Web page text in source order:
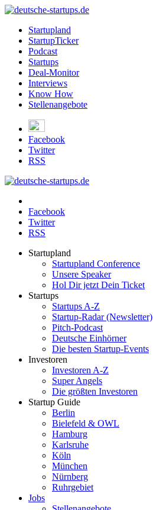
Startupland
StartupTicker
Podcast
Startups
Deal-Monitor
Interviews
Know How
Stellenangebote
Facebook
Twitter
RSS
Facebook
Twitter
RSS
Startupland
Startupland Conference
Unsere Speaker
Hol Dir jetzt Dein Ticket
Startups
Startups A-Z
Startup-Radar (Newsletter)
Pitch-Podcast
Deutsche Einhörner
Die besten Startup-Events
Investoren
Investoren A-Z
Super Angels
Die größten Investoren
Startup Guide
Berlin
Bielefeld & OWL
Hamburg
Karlsruhe
Köln
München
Nürnberg
Ruhrgebiet
Jobs